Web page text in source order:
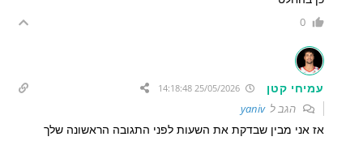
0
עמיחי קטן
הגב לyaniv
אז אני מבין שבדקת את השעות לפני התגובה הראשונה שלך